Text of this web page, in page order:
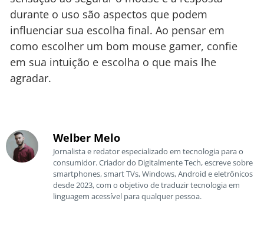
durante o uso são aspectos que podem
influenciar sua escolha final. Ao pensar em
como escolher um bom mouse gamer, confie
em sua intuição e escolha o que mais lhe
agradar.
Welber Melo
Jornalista e redator especializado em tecnologia para o
consumidor. Criador do Digitalmente Tech, escreve sobre
smartphones, smart TVs, Windows, Android e eletrônicos
desde 2023, com o objetivo de traduzir tecnologia em
linguagem acessível para qualquer pessoa.